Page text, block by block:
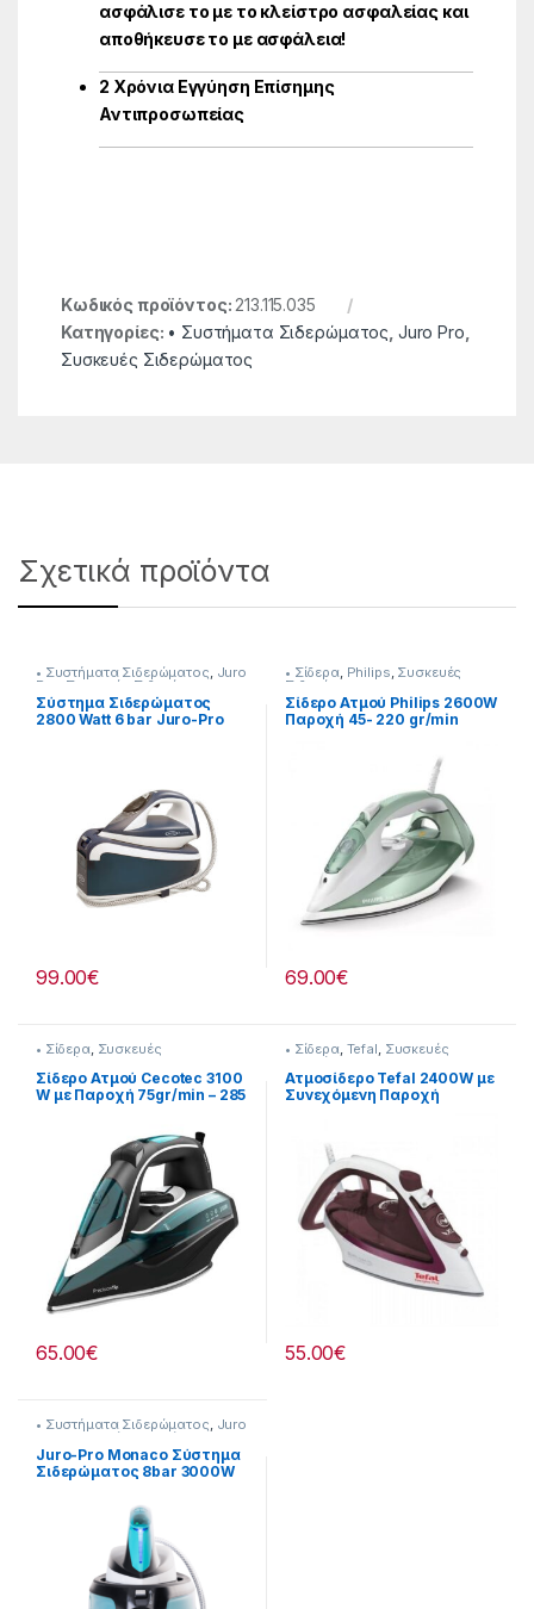
ασφάλισε το με το κλείστρο ασφαλείας και
αποθήκευσε το με ασφάλεια!
2 Χρόνια Εγγύηση Επίσημης
Αντιπροσωπείας
Κωδικός προϊόντος: 213.115.035
Κατηγορίες: • Συστήματα Σιδερώματος Juro Pro
Συσκευές Σιδερώματος
Σχετικά προϊόντα
• Συστήματα Σιδερώματος, Juro
Pro Συσκευές Σιδερώματος
Σύστημα Σιδερώματος
2800 Watt 6 bar Juro-Pro
99.00€
• Σίδερα, Philips, Συσκευές
Σιδερώματος
Σίδερο Ατμού Philips 2600W
Παροχή 45- 220 gr/min
69.00€
• Σίδερα, Συσκευές
Σιδερώματος
Σίδερο Ατμού Cecotec 3100
W με Παροχή 75gr/min – 285
65.00€
• Σίδερα, Tefal Συσκευές
Σιδερώματος
Ατμοσίδερο Tefal 2400W με
Συνεχόμενη Παροχή
55.00€
• Συστήματα Σιδερώματος, Juro
Συσκευές Σιδερώματος
Juro-Pro Monaco Σύστημα
Σιδερώματος 8bar 3000W